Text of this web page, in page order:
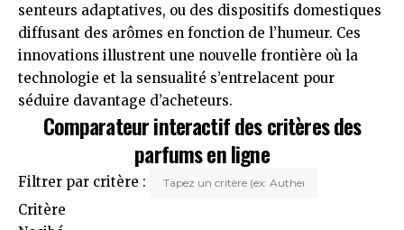
senteurs adaptatives, ou des dispositifs domestiques
diffusant des arômes en fonction de l’humeur. Ces
innovations illustrent une nouvelle frontière où la
technologie et la sensualité s’entrelacent pour
séduire davantage d’acheteurs.
Comparateur interactif des critères des
parfums en ligne
Filtrer par critère :
Critère